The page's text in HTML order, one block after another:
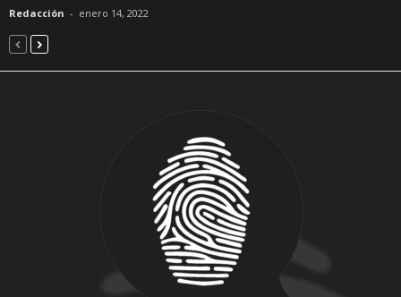
Redacción - enero 14, 2022